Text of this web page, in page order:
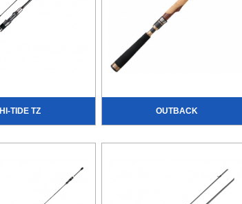
HI-TIDE TZ OUTBACK